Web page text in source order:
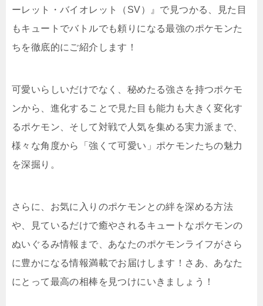
ーレット・バイオレット（SV）』で見つかる、見た目
もキュートでバトルでも頼りになる最強のポケモンた
ちを徹底的にご紹介します！
可愛いらしいだけでなく、秘めたる強さを持つポケモ
ンから、進化することで見た目も能力も大きく変化す
るポケモン、そして対戦で人気を集める実力派まで、
様々な角度から「強くて可愛い」ポケモンたちの魅力
を深掘り。
さらに、お気に入りのポケモンとの絆を深める方法
や、見ているだけで癒やされるキュートなポケモンの
ぬいぐるみ情報まで、あなたのポケモンライフがさら
に豊かになる情報満載でお届けします！さあ、あなた
にとって最高の相棒を見つけにいきましょう！